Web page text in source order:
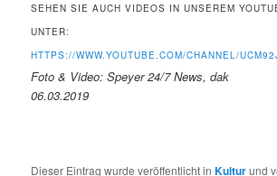
SEHEN SIE AUCH VIDEOS IN UNSEREM
UNTER:
HTTPS://WWW.YOUTUBE.COM/CHANNEL/
Foto & Video: Speyer 24/7 News, dak
06.03.2019
Dieser Eintrag wurde veröffentlicht inKulturund